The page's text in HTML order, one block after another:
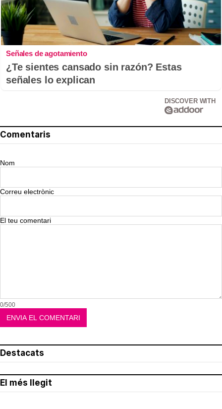
Señales de agotamiento
¿Te sientes cansado sin razón? Estas
señales lo explican
DISCOVER WITH
Comentaris
Nom
Correu electrònic
El teu comentari
0/500
Destacats
El més llegit